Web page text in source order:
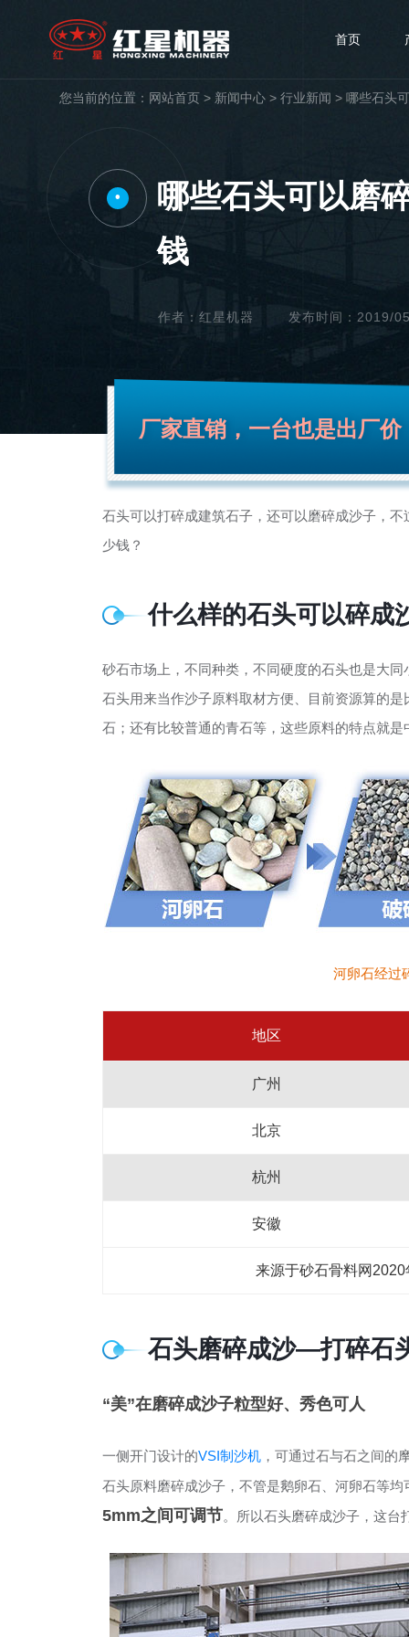
首页
您当前的位置： 网站首页 > 新闻中心 > 行业新闻 > 哪些石头
•
哪些石头可以磨
钱
作者：红星机器 发布时间：2019/
厂家直销，一台也是出厂价
石头可以打碎成建筑石子，还可以磨碎成沙子，
少钱？
什么样的石头可以碎成
砂石市场上，不同种类，不同硬度的石头也是大
石头用来当作沙子原料取材方便、目前资源算的
石；还有比较普通的青石等，这些原料的特点就
河卵石经过
地区
广州
北京
杭州
安徽
来源于砂石骨料网
石头磨碎成沙—打碎石
“美”在磨碎成沙子粒型好、秀色可人
一侧开门设计的VSI制沙机 ，可通过石与石之间的
石头原料磨碎成沙子，不管是鹅卵石、河卵石等
5mm之间可调节。所以石头磨碎成沙子，这台